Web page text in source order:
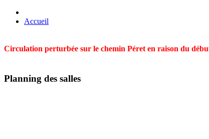
Accueil
Circulation perturbée sur le chemin Péret en raison du
Planning des salles